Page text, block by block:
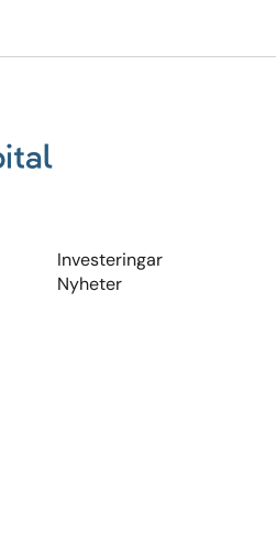
Investeringar
Nyheter